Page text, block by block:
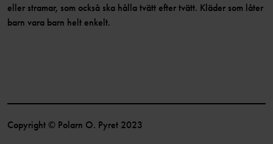
eller stramar, som också ska hålla tvätt efter tvätt. Kläder som låter
barn vara barn helt enkelt.
Copyright © Polarn O. Pyret 2023